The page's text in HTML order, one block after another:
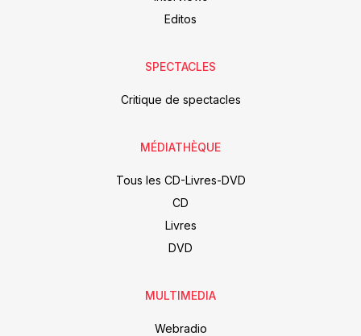
Editos
SPECTACLES
Critique de spectacles
MÉDIATHÈQUE
Tous les CD-Livres-DVD
CD
Livres
DVD
MULTIMEDIA
Webradio